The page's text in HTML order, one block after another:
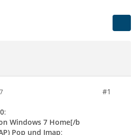
#1
:
Windows 7 Home[/b
Pop und Imap: